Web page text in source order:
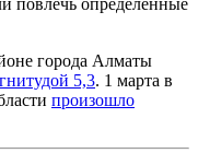
города Алматы
5,3. 1 марта в
произошло